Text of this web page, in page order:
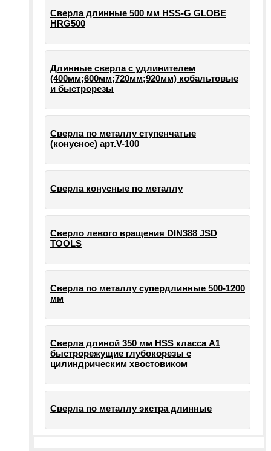
Сверла длинные 500 мм HSS-G GLOBE
HRG500
Длинные сверла с удлинителем
(400мм;600мм;720мм;920мм) кобальтовые
и быстрорезы
Сверла по металлу ступенчатые
(конусное) арт.V-100
Сверла конусные по металлу
Сверло левого вращения DIN388 JSD
TOOLS
Сверла по металлу супердлинные 500-1200
мм
Сверла длиной 350 мм HSS класса А1
быстрорежущие глубокорезы с
цилиндрическим хвостовиком
Сверла по металлу экстра длинные